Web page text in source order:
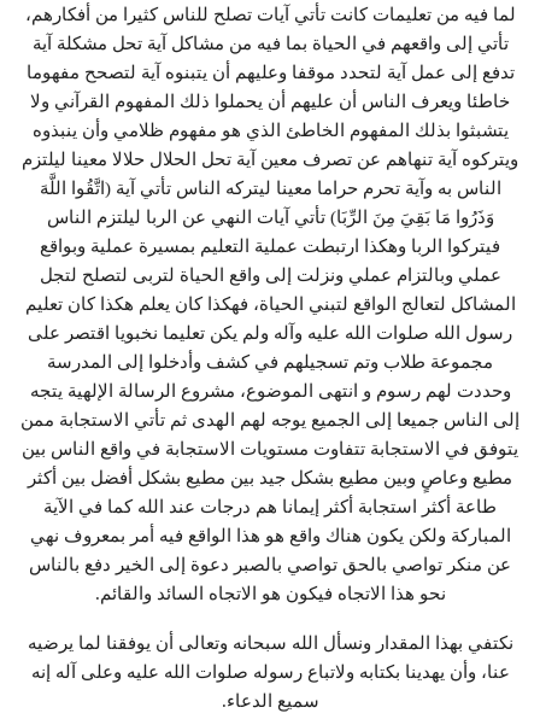
لما فيه من تعليمات كانت تأتي آيات تصلح للناس كثيرا من أفكارهم،
تأتي إلى واقعهم في الحياة بما فيه من مشاكل آية تحل مشكلة آية
تدفع إلى عمل آية لتحدد موقفا وعليهم أن يتبنوه آية لتصحح مفهوما
خاطئا ويعرف الناس أن عليهم أن يحملوا ذلك المفهوم القرآني ولا
يتشبثوا بذلك المفهوم الخاطئ الذي هو مفهوم ظلامي وأن ينبذوه
ويتركوه آية تنهاهم عن تصرف معين آية تحل الحلال حلالا معينا ليلتزم
الناس به وآية تحرم حراما معينا ليتركه الناس تأتي آية (اتَّقُوا اللَّهَ
وَذَرُوا مَا بَقِيَ مِنَ الرِّبَا) تأتي آيات النهي عن الربا ليلتزم الناس
فيتركوا الربا وهكذا ارتبطت عملية التعليم بمسيرة عملية وبواقع
عملي وبالتزام عملي ونزلت إلى واقع الحياة لتربى لتصلح لتجل
المشاكل لتعالج الواقع لتبني الحياة، فهكذا كان يعلم هكذا كان تعليم
رسول الله صلوات الله عليه وآله ولم يكن تعليما نخبويا اقتصر على
مجموعة طلاب وتم تسجيلهم في كشف وأدخلوا إلى المدرسة
وحددت لهم رسوم و انتهى الموضوع، مشروع الرسالة الإلهية يتجه
إلى الناس جميعا إلى الجميع يوجه لهم الهدى ثم تأتي الاستجابة ممن
يتوفق في الاستجابة تتفاوت مستويات الاستجابة في واقع الناس بين
مطيع وعاصٍ وبين مطيع بشكل جيد بين مطيع بشكل أفضل بين أكثر
طاعة أكثر استجابة أكثر إيمانا هم درجات عند الله كما في الآية
المباركة ولكن يكون هناك واقع هو هذا الواقع فيه أمر بمعروف نهي
عن منكر تواصي بالحق تواصي بالصبر دعوة إلى الخير دفع بالناس
نحو هذا الاتجاه فيكون هو الاتجاه السائد والقائم.
نكتفي بهذا المقدار ونسأل الله سبحانه وتعالى أن يوفقنا لما يرضيه
عنا، وأن يهدينا بكتابه ولاتباع رسوله صلوات الله عليه وعلى آله إنه
سميع الدعاء.